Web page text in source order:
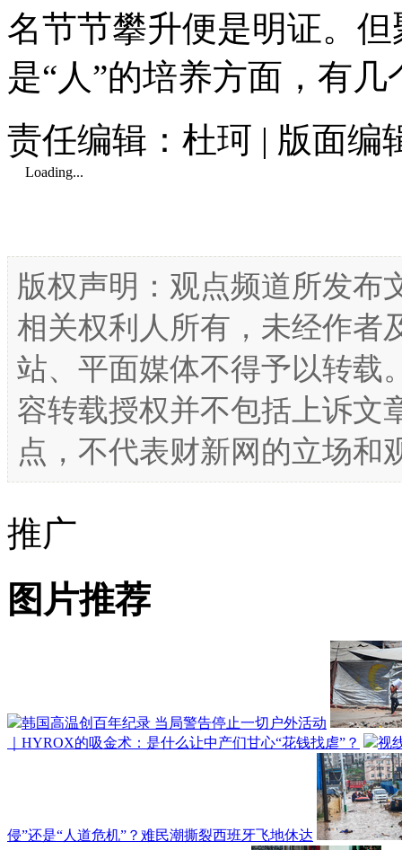
名节节攀升便是明证。
是“人”的培养方面，有
责任编辑：杜珂 | 版面编
Loading...
版权声明：观点频道所发布
相关权利人所有，未经作者
站、平面媒体不得予以转载
容转载授权并不包括上诉文
点，不代表财新网的立场和
推广
图片推荐
韩国高温创百年纪录 当局警告停止一切户外活动
｜HYROX的吸金术：是什么让中产们甘心“花钱找虐”？
视
侵”还是“人道危机”？难民潮撕裂西班牙飞地休达